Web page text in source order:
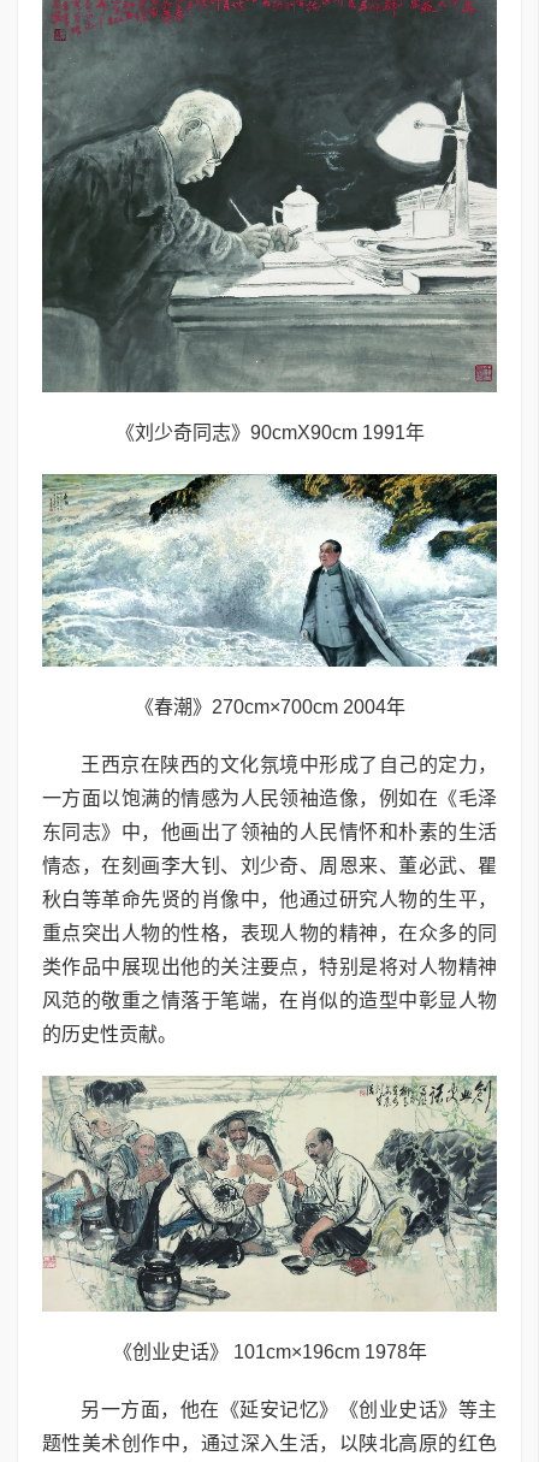
《刘少奇同志》90cmX90cm 1991年
《春潮》270cm×700cm 2004年
王西京在陕西的文化氛境中形成了自己的定力，
一方面以饱满的情感为人民领袖造像，例如在《毛泽
东同志》中，他画出了领袖的人民情怀和朴素的生活
情态，在刻画李大钊、刘少奇、周恩来、董必武、瞿
秋白等革命先贤的肖像中，他通过研究人物的生平，
重点突出人物的性格，表现人物的精神，在众多的同
类作品中展现出他的关注要点，特别是将对人物精神
风范的敬重之情落于笔端，在肖似的造型中彰显人物
的历史性贡献。
《创业史话》 101cm×196cm 1978年
另一方面，他在《延安记忆》《创业史话》等主
题性美术创作中，通过深入生活，以陕北高原的红色